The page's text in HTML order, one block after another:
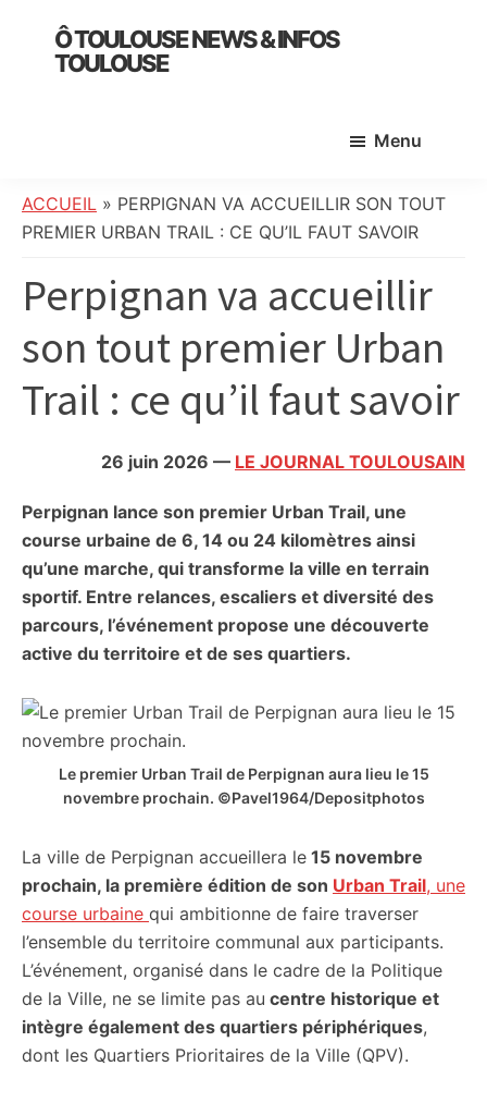
primary
Ô TOULOUSE NEWS & INFOS
TOULOUSE
:
info
société,
culture,
politique,
faits
citoyennes
Menu
ACCUEIL » PERPIGNAN VA ACCUEILLIR SON TOUT
PREMIER URBAN TRAIL : CE QU’IL FAUT SAVOIR
Perpignan va accueillir
son tout premier Urban
Trail : ce qu’il faut savoir
26 juin 2026 — LE JOURNAL TOULOUSAIN
Perpignan lance son premier Urban Trail, une
course urbaine de 6, 14 ou 24 kilomètres ainsi
qu’une marche, qui transforme la ville en terrain
sportif. Entre relances, escaliers et diversité des
parcours, l’événement propose une découverte
active du territoire et de ses quartiers.
Le premier Urban Trail de Perpignan aura lieu le 15
novembre prochain. ©Pavel1964/Depositphotos
La ville de Perpignan accueillera le 15 novembre
prochain, la première édition de son Urban Trail, une
course urbaine qui ambitionne de faire traverser
l’ensemble du territoire communal aux participants.
L’événement, organisé dans le cadre de la Politique
de la Ville, ne se limite pas au centre historique et
intègre également des quartiers périphériques,
dont les Quartiers Prioritaires de la Ville (QPV).